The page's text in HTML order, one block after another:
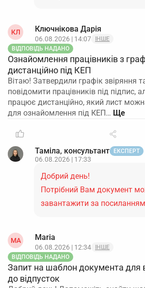
КЛ Ключнікова Дарія
06.08.2026 | 14:07
ІНШЕ
ВІДПОВІДЬ НАДАНО
Ознайомлення працівників з
дистанційно під КЕП
Вітаю! Затвердили графік звіряння
повідомити працівників під підпис,
працює дистанційно, який лист
для ознайомлення під КЕП…
Таміла, консультант ЕКСПЕРТ
06.08.2026 | 17:33
Добрий день!
Потрібний Вам документ
завантажити за
MA Maria
06.08.2026 | 12:34
ІНШЕ
ВІДПОВІДЬ НАДАНО
Запит на шаблон документа для
до відпусток